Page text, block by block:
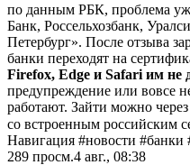
по данным РБК, проблема
Банк, Россельхозбанк,
Петербург». После отзыва
банки переходят на
Firefox, Edge и Safari им не
предупреждение или вовсе
работают. Зайти можно
со встроенным российским
Навигация #новости #банки
289 просм.4 авг., 08:38